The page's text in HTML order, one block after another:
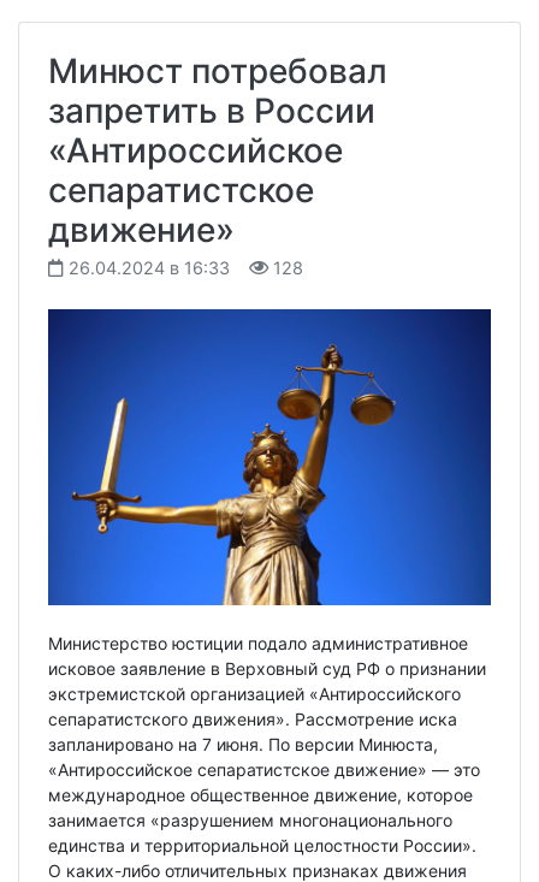
Минюст потребовал
запретить в России
«Антироссийское
сепаратистское
движение»
26.04.2024 в 16:33 128
Министерство юстиции подало административное
исковое заявление в Верховный суд РФ о признании
экстремистской организацией «Антироссийского
сепаратистского движения». Рассмотрение иска
запланировано на 7 июня. По версии Минюста,
«Антироссийское сепаратистское движение» — это
международное общественное движение, которое
занимается «разрушением многонационального
единства и территориальной целостности России».
О каких-либо отличительных признаках движения